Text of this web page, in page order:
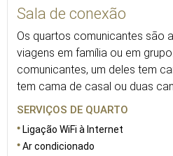
Sala de conexão
Os quartos comunicantes são
viagens em família ou em
comunicantes, um deles tem
tem cama de casal ou duas
SERVIÇOS DE QUARTO
Ligação WiFi à Internet
Ar condicionado